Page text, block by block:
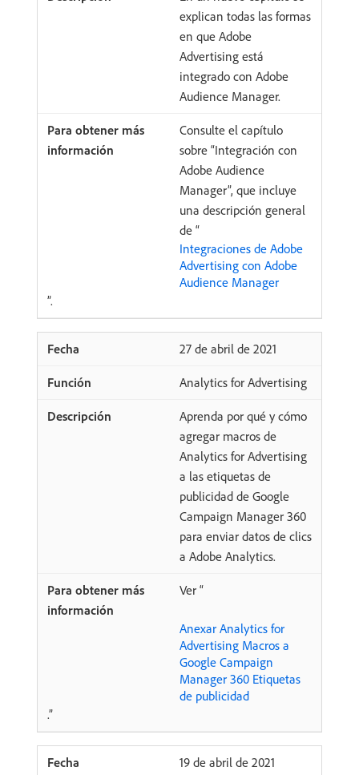
explican todas las formas
en que Adobe
Advertising está
integrado con Adobe
Audience Manager.
Consulte el capítulo
sobre “Integración con
Adobe Audience
Manager”, que incluye
una descripción general
de “
Integraciones de Adobe
Advertising con Adobe
Audience Manager
”.
27 de abril de 2021
Analytics for Advertising
Aprenda por qué y cómo
agregar macros de
Analytics for Advertising
a las etiquetas de
publicidad de Google
Campaign Manager 360
para enviar datos de clics
a Adobe Analytics.
Ver “
Anexar Analytics for
Advertising Macros a
Google Campaign
Manager 360 Etiquetas
de publicidad
.”
19 de abril de 2021